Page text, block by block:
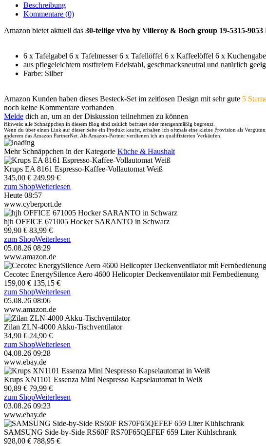
Beschreibung
Kommentare (0)
Amazon bietet aktuell das 30-teilige vivo by Villeroy & Boch group 19-5315-9053
6 x Tafelgabel 6 x Tafelmesser 6 x Tafellöffel 6 x Kaffeelöffel 6 x
aus pflegeleichtem rostfreiem Edelstahl, geschmacksneutral und natürlich
Farbe: Silber
Amazon Kunden haben dieses Besteck-Set im zeitlosen Design mit sehr gute 5
noch keine Kommentare vorhanden
Melde dich an, um an der Diskussion teilnehmen zu können
Hinweis: alle Schnäppchen in diesem Blog sind zeitlich befristet oder mengenmäßig begrenzt.
Wenn du über einen Link auf dieser Seite ein Produkt kaufst, erhalten ich oftmals eine kleine Provision als
anderem das Amazon PartnerNet. Als Amazon-Partner verdienen ich an qualifizierten Verkäufen.
Mehr Schnäppchen in der Kategorie Küche & Haushalt
Krups EA 8161 Espresso-Kaffee-Vollautomat Weiß
345,00 € 249,99 €
zum ShopWeiterlesen
Heute 08:57
www.cyberport.de
hjh OFFICE 671005 Hocker SARANTO in Schwarz
99,90 € 83,99 €
zum ShopWeiterlesen
05.08.26 08:29
www.amazon.de
Cecotec EnergySilence Aero 4600 Helicopter Deckenventilator mit Fernbedienung
159,00 € 135,15 €
zum ShopWeiterlesen
05.08.26 08:06
www.amazon.de
Zilan ZLN-4000 Akku-Tischventilator
34,90 € 24,90 €
zum ShopWeiterlesen
04.08.26 09:28
www.ebay.de
Krups XN1101 Essenza Mini Nespresso Kapselautomat in Weiß
90,89 € 79,99 €
zum ShopWeiterlesen
03.08.26 09:23
www.ebay.de
SAMSUNG Side-by-Side RS60F RS70F65QEFEF 659 Liter Kühlschrank
928,00 € 788,95 €